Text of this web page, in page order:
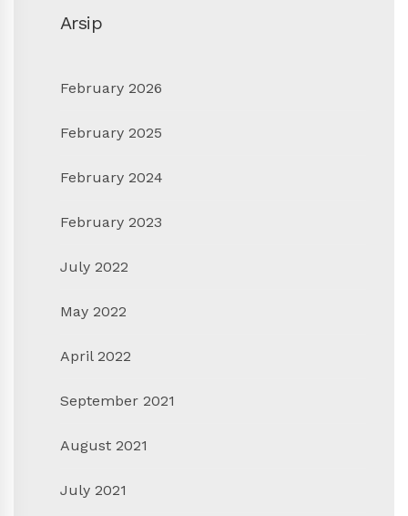
Arsip
February 2026
February 2025
February 2024
February 2023
July 2022
May 2022
April 2022
September 2021
August 2021
July 2021